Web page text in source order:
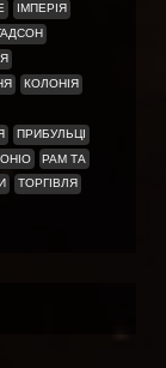
ІМПЕРІЯ
КОЛОНІЯ
ПРИБУЛЬЦІ
РАМ ТА
ТОРГІВЛЯ